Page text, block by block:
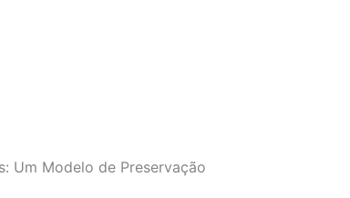
Um Modelo de Preservação